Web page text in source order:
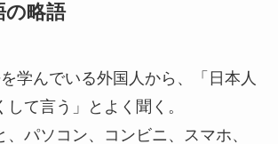
の略語
学んでいる外国人から、「日本人
て言う」とよく聞く。
パソコン、コンビニ、スマホ、